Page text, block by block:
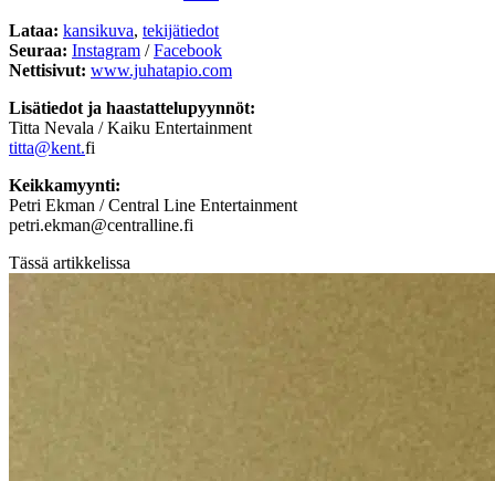
Lataa: kansikuva, tekijätiedot
Seuraa: Instagram /Facebook
Nettisivut: www.juhatapio.com
Lisätiedot ja haastattelupyynnöt:
Titta Nevala / Kaiku Entertainment
titta@kent.fi
Keikkamyynti:
Petri Ekman / Central Line Entertainment
petri.ekman@centralline.fi
Tässä artikkelissa